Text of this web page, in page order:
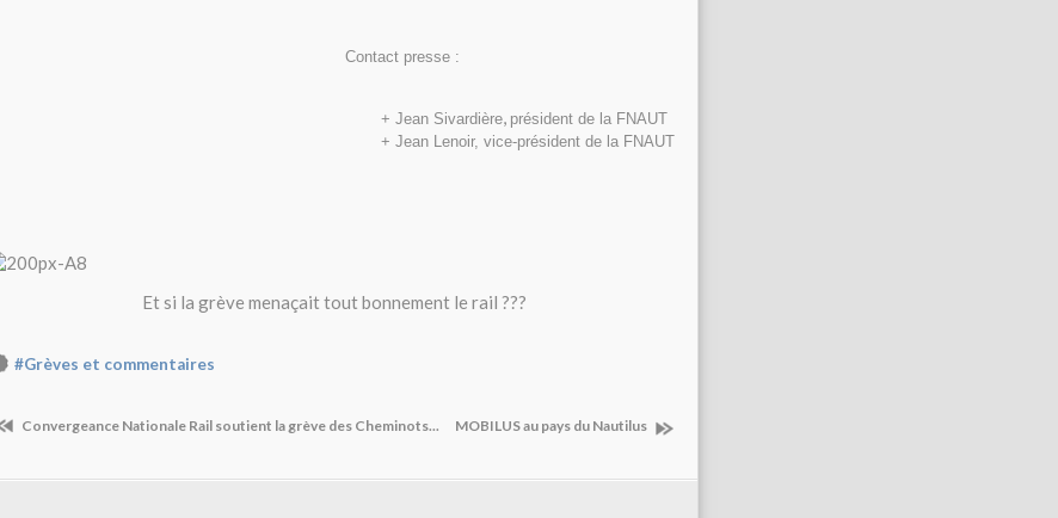
Contact presse :
+ Jean Sivardière, président de la FNAUT
+ Jean Lenoir, vice-président de la FNAUT
Et si la grève menaçait tout bonnement le rail ???
#Grèves et commentaires
Convergeance Nationale Rail soutient la grève des Cheminots... MOBILUS au pays du Nautilus